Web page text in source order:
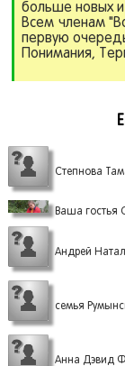
больше новых и
Всем членам
первую
Понимания,
Степнова
Ваша гостья
Андрей
семья
Анна Дэвид